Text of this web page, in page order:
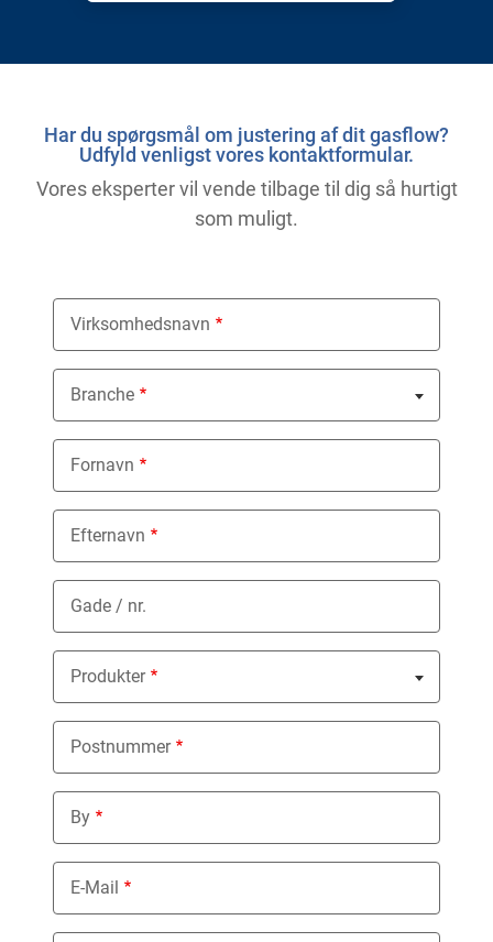
Har du spørgsmål om justering af dit gasflow?
Udfyld venligst vores kontaktformular.
Vores eksperter vil vende tilbage til dig så hurtigt
som muligt.
Virksomhedsnavn
Branche
Nothing selected
Fornavn
Efternavn
Gade / nr.
Produkter
Nothing selected
Postnummer
By
E-Mail